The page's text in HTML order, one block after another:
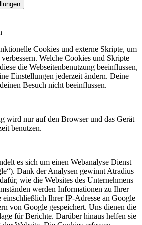
Cookies und externe Skripte, um
Welche Cookies und Skripte
die Webseitenbenutzung beeinflussen,
Einstellungen jederzeit ändern. Deine
Besuch nicht beeinflussen.
wird nur auf den Browser und das Gerät
benutzen.
es sich um einen Webanalyse Dienst
Dank der Analysen gewinnt Atradius
wie die Websites des Unternehmens
werden Informationen zu Ihrer
einschließlich Ihrer IP-Adresse an Google
von Google gespeichert. Uns dienen die
für Berichte. Darüber hinaus helfen sie